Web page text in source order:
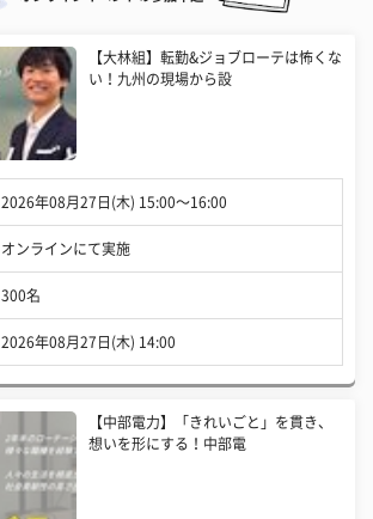
【大林組】転勤&ジョブローテは怖くな
い！九州の現場から設
2026年08月27日(木) 15:00〜16:00
オンラインにて実施
300名
2026年08月27日(木) 14:00
【中部電力】「きれいごと」を貫き、
想いを形にする！中部電